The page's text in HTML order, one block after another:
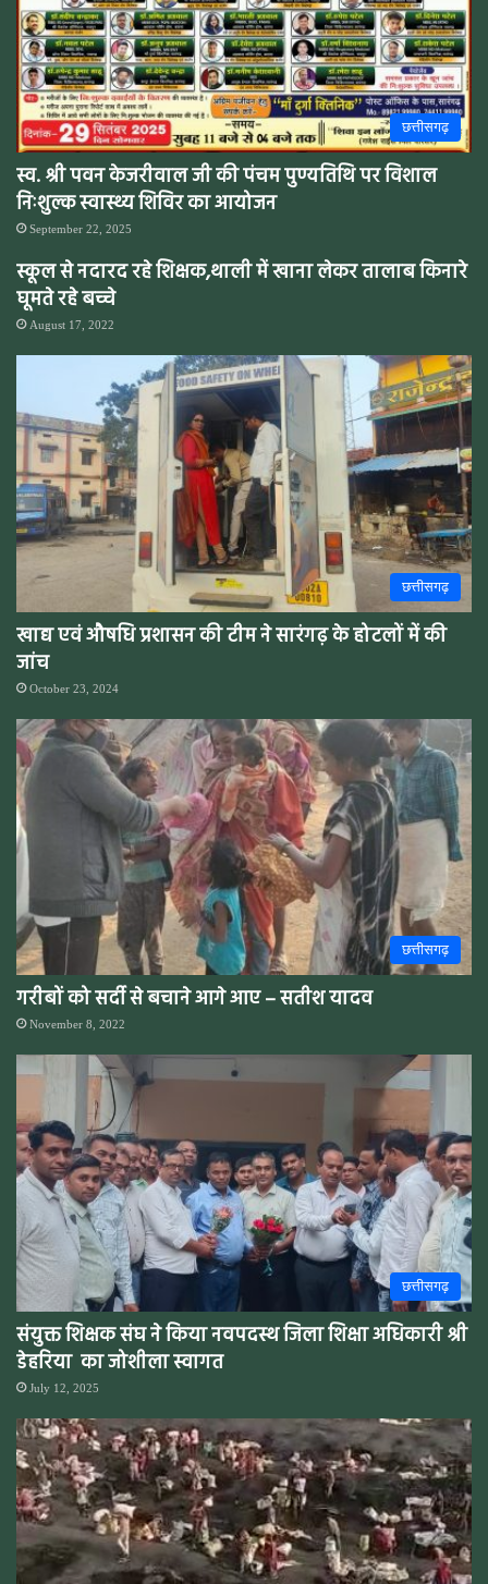
छत्तीसगढ़
स्व. श्री पवन केजरीवाल जी की पंचम पुण्यतिथि पर विशाल
निःशुल्क स्वास्थ्य शिविर का आयोजन
September 22, 2025
स्कूल से नदारद रहे शिक्षक,थाली में खाना लेकर तालाब किनारे
घूमते रहे बच्चे
August 17, 2022
छत्तीसगढ़
खाद्य एवं औषधि प्रशासन की टीम ने सारंगढ़ के होटलों में की
जांच
October 23, 2024
छत्तीसगढ़
गरीबों को सर्दी से बचाने आगे आए – सतीश यादव
November 8, 2022
छत्तीसगढ़
संयुक्त शिक्षक संघ ने किया नवपदस्थ जिला शिक्षा अधिकारी श्री
डेहरिया का जोशीला स्वागत
July 12, 2025